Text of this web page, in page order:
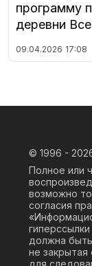
программу
деревни
09.04.2026 17:08
© 1996 -
Полное или
возможно
согласия
должна быть
не закрытая